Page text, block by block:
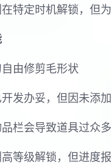
特定时机解锁，但
由修剪毛形状
发办妥，但因未添
栏会导致道具过众
等级解锁，但进度